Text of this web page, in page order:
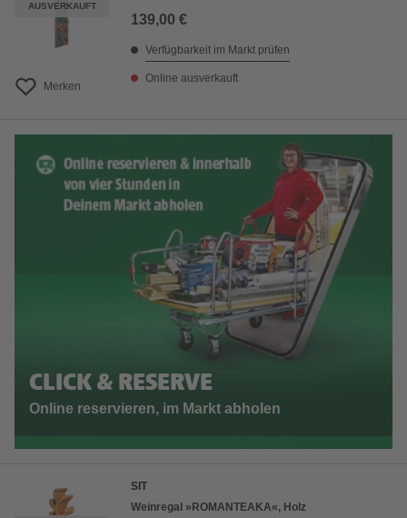
AUSVERKAUFT
Merken
139,00 €
Verfügbarkeit im Markt prüfen
Online ausverkauft
CLICK & RESERVE
Online reservieren, im Markt abholen
SIT
Weinregal »ROMANTEAKA«, Holz